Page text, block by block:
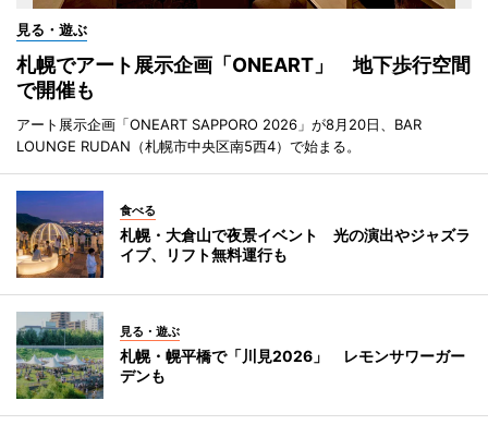
見る・遊ぶ
札幌でアート展示企画「ONEART」 地下歩行空間
で開催も
アート展示企画「ONEART SAPPORO 2026」が8月20日、BAR
LOUNGE RUDAN（札幌市中央区南5西4）で始まる。
食べる
札幌・大倉山で夜景イベント 光の演出やジャズラ
イブ、リフト無料運行も
見る・遊ぶ
札幌・幌平橋で「川見2026」 レモンサワーガー
デンも